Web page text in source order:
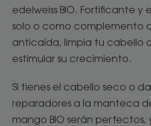
edelweiss BIO. Fortificante y
solo o como complemento
anticaída, limpia tu cabello
estimular su crecimiento.
Si tienes el cabello seco o
reparadores a la manteca
mango BIO serán perfectos,